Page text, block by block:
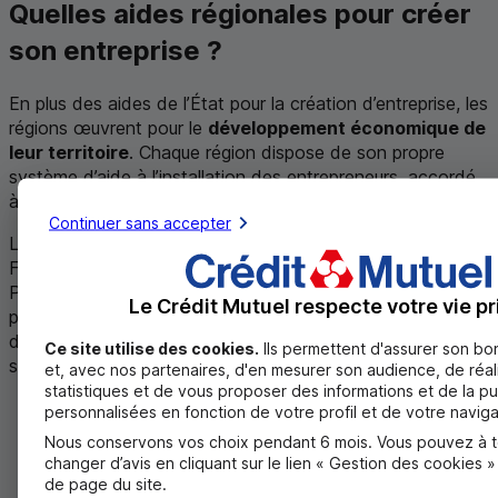
Quelles aides régionales pour créer
son entreprise ?
En plus des aides de l’État pour la création d’entreprise, les
régions œuvrent pour le développement économique de
leur territoire. Chaque région dispose de son propre
système d’aide à l’installation des entrepreneurs, accordé
à un niveau local.
La liste des aides est disponible auprès du Centre de
Formalités des Entreprises de votre département ( CFE).
Par ailleurs, il est important de vous renseigner sur la
présence ou non d’allègements fiscaux sur votre lieu
d’implantation. En effet, plusieurs dispositifs d’exonération
sont mis en place dans certaines zones géographiques :
Zones d’aide à finalité régionale (AFR ) ;
Zones de revitalisation rurale (
ZRR
Quartiers prioritaires de la politique de la ville
(QPPV ) ;
Continuer sans accepter
Le Crédit Mutuel respecte votre vie
Ce site utilise des cookies. Ils permettent d'assurer son
et, avec nos partenaires, d'en mesurer son audience, de
statistiques et de vous proposer des informations et de la
personnalisées en fonction de votre profil et de votre
Nous conservons vos choix pendant 6 mois. Vous pouvez à
changer d’avis en cliquant sur le lien « Gestion des cookies
de page du site.